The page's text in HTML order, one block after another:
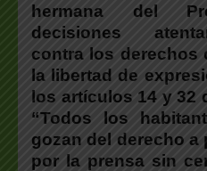
hermana del
decisiones
contra los derechos
la libertad de
los artículos 14 y 32
“Todos los
gozan del derecho
por la prensa sin